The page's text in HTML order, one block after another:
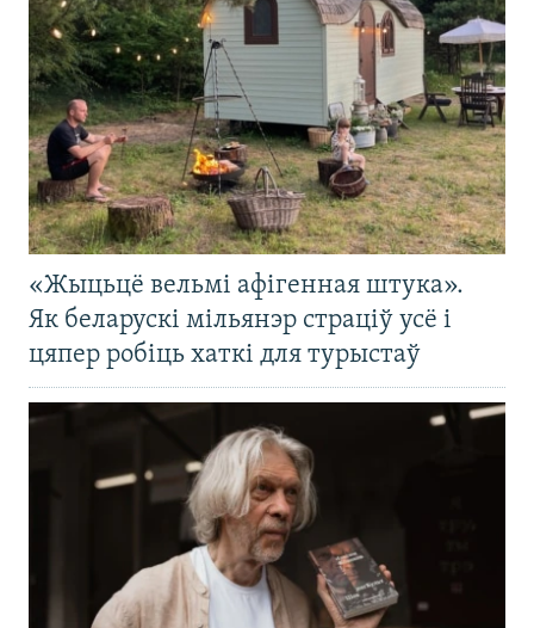
«Жыцьцё вельмі афігенная штука».
Як беларускі мільянэр страціў усё і
цяпер робіць хаткі для турыстаў